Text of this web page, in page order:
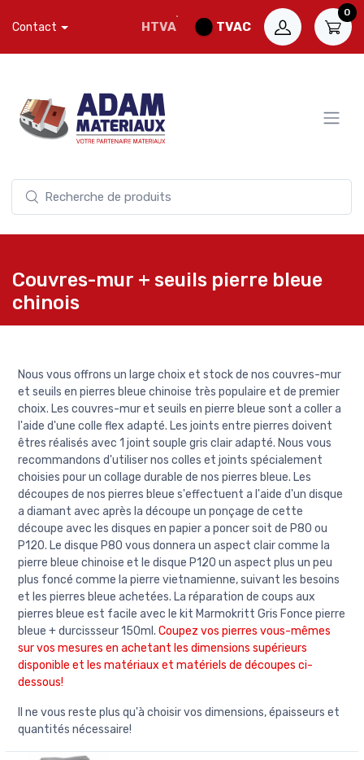
Contact HTVA TVAC
0
Couvres-mur + seuils pierre bleue
chinois
Nous vous offrons un large choix et stock de nos couvres-mur
et seuils en pierres bleue chinoise très populaire et de premier
choix. Les couvres-mur et seuils en pierre bleue sont a coller a
l'aide d'une colle flex adapté. Les joints entre pierres doivent
êtres réalisés avec 1 joint souple gris clair adapté. Nous vous
recommandons d'utiliser nos colles et joints spécialement
choisies pour un collage durable de nos pierres bleue. Les
découpes de nos pierres bleue s'effectuent a l'aide d'un disque
a diamant avec après la découpe un ponçage de cette
découpe avec les disques en papier a poncer soit de P80 ou
P120. Le disque P80 vous donnera un aspect clair comme la
pierre bleue chinoise et le disque P120 un aspect plus un peu
plus foncé comme la pierre vietnamienne, suivant les besoins
et les pierres bleue achetées. La réparation de coups aux
pierres bleue est facile avec le kit Marmokritt Gris Fonce pierre
bleue + durcissseur 150ml. Coupez vos pierres vous-mêmes
sur vos mesures en achetant les dimensions supérieurs
disponible et les matériaux et matériels de découpes ci-
dessous!
Il ne vous reste plus qu'à choisir vos dimensions, épaisseurs et
quantités nécessaire!